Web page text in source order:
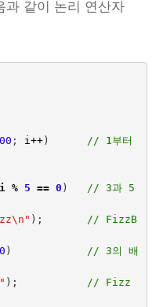
과 같이 논리 연산자
; i++)
// 1부터
i % 5 == 0 ) // 3과 5
\n " );
// FizzB
0 )
// 3의 배
" );
// Fizz